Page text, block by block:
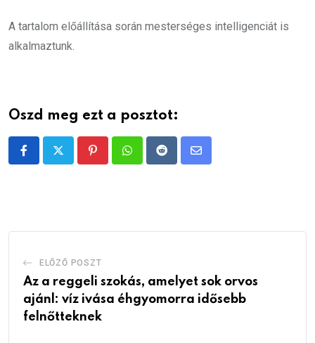
A tartalom előállítása során mesterséges intelligenciát is
alkalmaztunk.
Oszd meg ezt a posztot:
PinterestWhatsappRedditShare
ELŐZŐ POSZT
Az a reggeli szokás, amelyet sok orvos
ajánl: víz ivása éhgyomorra idősebb
felnőtteknek